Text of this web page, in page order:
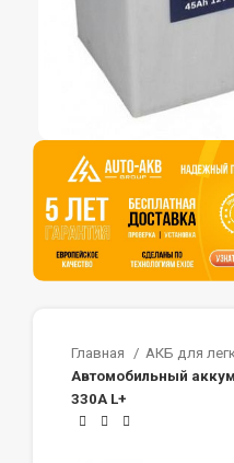
Главная
АКБ для
Автомобильный
330A L+